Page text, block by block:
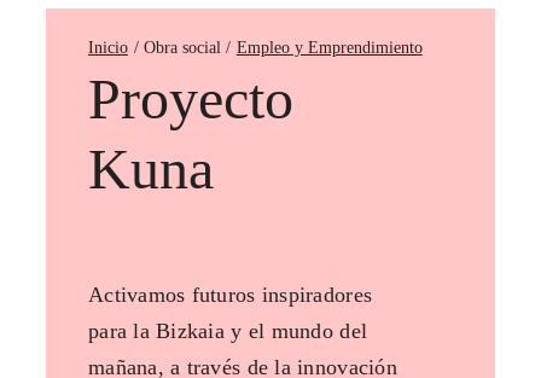
Inicio Empleo y Emprendimiento
Proyecto
Kuna
Activamos futuros inspiradores
para la Bizkaia y el mundo del
mañana, a través de la innovación